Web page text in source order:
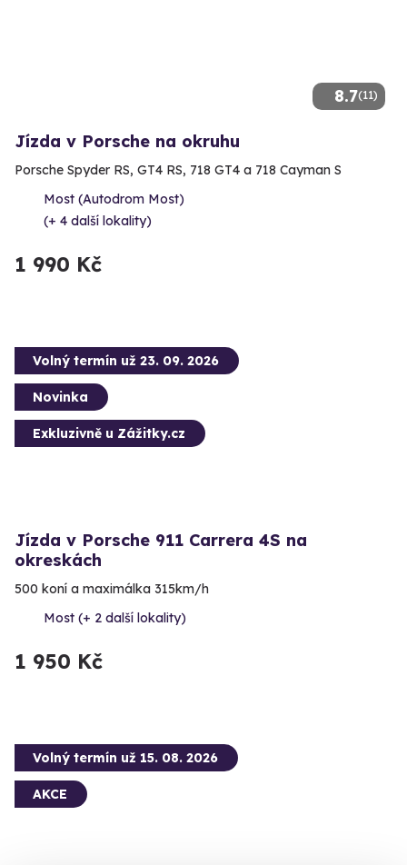
8.7(11)
Jízda v Porsche na okruhu
Porsche Spyder RS, GT4 RS, 718 GT4 a 718 Cayman S
Most (Autodrom Most)
(+ 4 další lokality)
1 990 Kč
Volný termín už 23. 09. 2026
Novinka
Exkluzivně u Zážitky.cz
Jízda v Porsche 911 Carrera 4S na
okreskách
500 koní a maximálka 315km/h
Most (+ 2 další lokality)
1 950 Kč
Volný termín už 15. 08. 2026
AKCE